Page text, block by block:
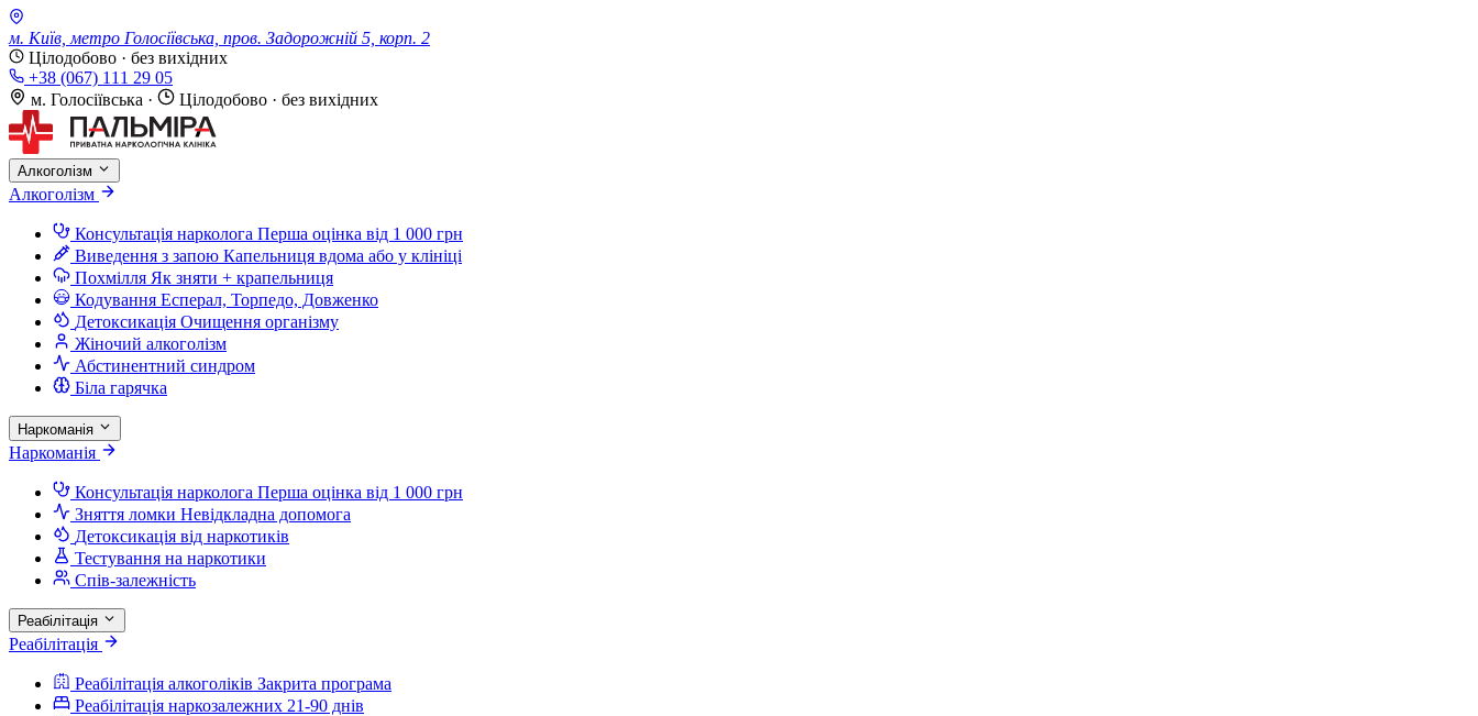
м. Київ, метро Голосіївська, пров. Задорожній 5, корп. 2
Цілодобово · без вихідних
+38 (067) 111 29 05
м. Голосіївська · Цілодобово · без вихідних
Алкоголізм
Алкоголізм
Консультація нарколога Перша оцінка від 1 000 грн
Виведення з запою Капельниця вдома або у клініці
Похмілля Як зняти + крапельниця
Кодування Есперал, Торпедо, Довженко
Детоксикація Очищення організму
Жіночий алкоголізм
Абстинентний синдром
Біла гарячка
Наркоманія
Наркоманія
Консультація нарколога Перша оцінка від 1 000 грн
Зняття ломки Невідкладна допомога
Детоксикація від наркотиків
Тестування на наркотики
Спів-залежність
Реабілітація
Реабілітація
Реабілітація алкоголіків Закрита програма
Реабілітація наркозалежних 21-90 днів